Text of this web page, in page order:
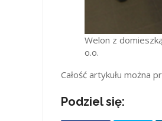
Welon z
o.o.
Całość artykułu można
Podziel się: